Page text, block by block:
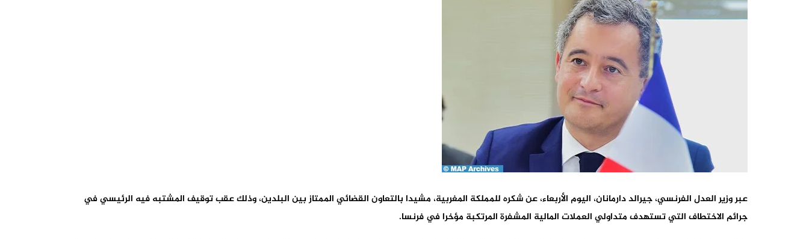
عبر وزير العدل الفرنسي، جيرالد دارمانان، اليوم الأربعاء، عن شكره للمملكة المغربية، مشيدا بالتعاون القضائي الممتاز بين البلدين، وذلك عقب توقيف المشتبه فيه الرئيسي في
جرائم الاختطاف التي تستهدف متداولي العملات المالية المشفرة المرتكبة مؤخرا في فرنسا.